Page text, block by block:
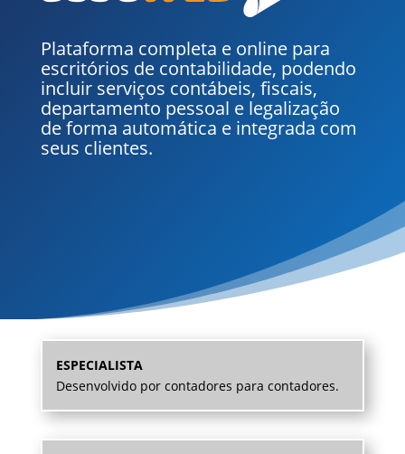
Plataforma completa e online para
escritórios de contabilidade, podendo
incluir serviços contábeis, fiscais,
departamento pessoal e legalização
de forma automática e integrada com
seus clientes.
ESPECIALISTA
Desenvolvido por contadores para contadores.